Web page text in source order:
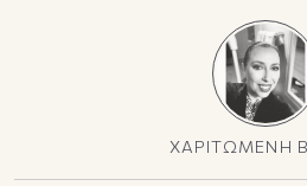
ΧΑΡΙΤΩΜΕΝΗ